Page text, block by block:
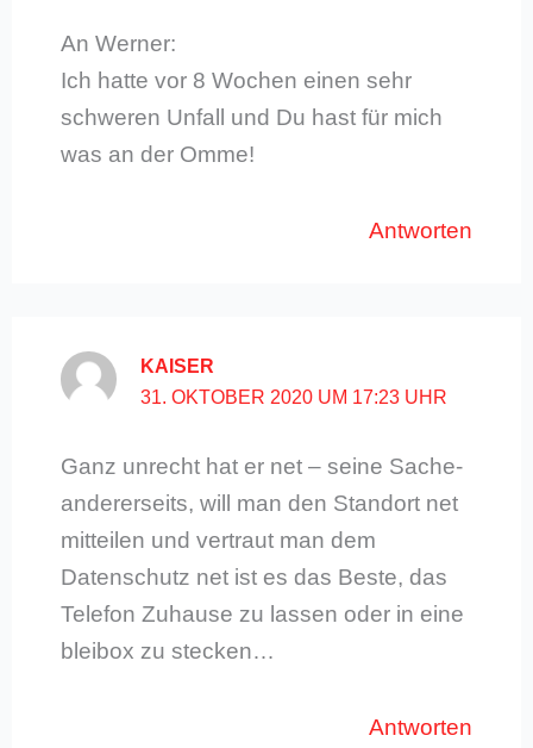
An Werner:
Ich hatte vor 8 Wochen einen sehr
schweren Unfall und Du hast für mich
was an der Omme!
Antworten
KAISER
31. OKTOBER 2020 UM 17:23 UHR
Ganz unrecht hat er net – seine Sache-
andererseits, will man den Standort net
mitteilen und vertraut man dem
Datenschutz net ist es das Beste, das
Telefon Zuhause zu lassen oder in eine
bleibox zu stecken…
Antworten